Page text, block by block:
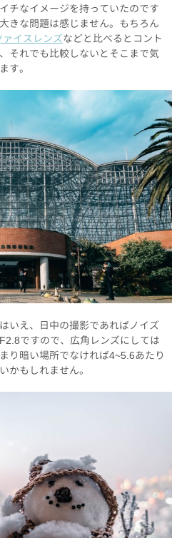
チなイメージを持っていたのです
きな問題は感じません。もちろん
イスレンズなどと比べるとコント
それでも比較しないとそこまで気
す。
いえ、日中の撮影であればノイズ
ですので、広角レンズにしては
り暗い場所でなければ4~5.6あたり
かもしれません。